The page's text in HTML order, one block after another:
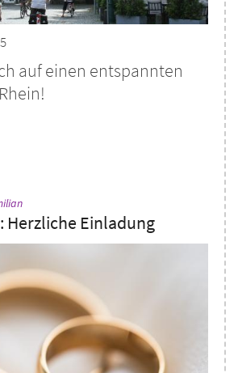
auf einen entspannten
:
Herzliche Einladung